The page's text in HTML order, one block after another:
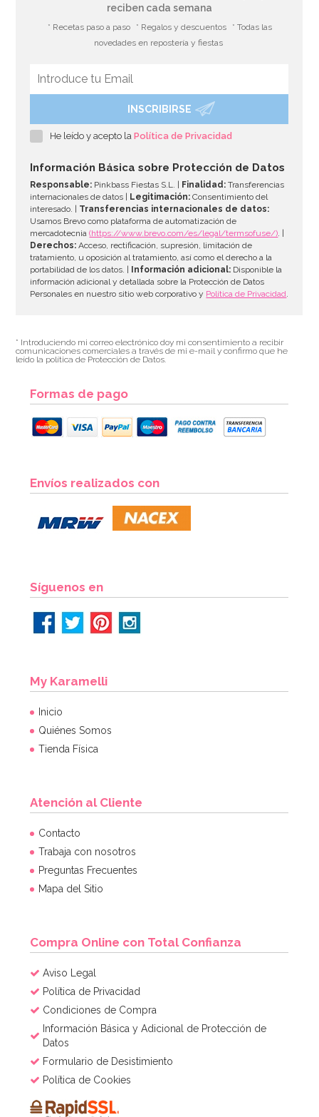
reciben cada semana
* Recetas paso a paso * Regalos y descuentos
* Todas las
novedades en repostería y fiestas
INSCRIBIRSE
He leído y acepto laPolítica de Privacidad
Información Básica sobre Protección de Datos
Responsable: Pinkbass Fiestas S.L. | Finalidad: Transferencias
internacionales de datos |
Legitimación: Consentimiento del
interesado. | Transferencias internacionales de datos:
Usamos Brevo como plataforma de automatización de
mercadotecnia(https://www.brevo.com/es/legal/termsofuse/). |
Derechos: Acceso, rectificación, supresión, limitación de
tratamiento, u oposición al tratamiento, así como el derecho a la
portabilidad de los datos. |
Información adicional: Disponible la
información adicional y detallada sobre la Protección de Datos
Personales en nuestro sitio web corporativo y Política de Privacidad.
* Introduciendo mi correo electrónico doy mi consentimiento a recibir
comunicaciones comerciales a través de mi e-mail y confirmo que he
leído la política de Protección de Datos.
Formas de pago
Envíos realizados con
Síguenos en
My Karamelli
Inicio
Quiénes Somos
Tienda Física
Atención al Cliente
Contacto
Trabaja con nosotros
Preguntas Frecuentes
Mapa del Sitio
Compra Online con Total Confianza
Aviso Legal
Política de Privacidad
Condiciones de Compra
Información Básica y Adicional de Protección de
Datos
Formulario de Desistimiento
Política de Cookies